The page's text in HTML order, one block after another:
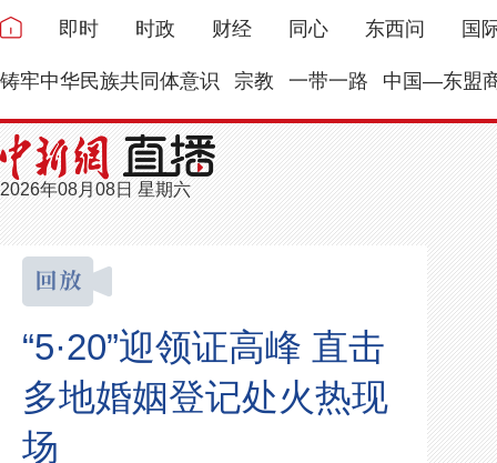
即时 时政 财经 同心 东西问 国
铸牢中华民族共同体意识 宗教 一带一路 中国—东盟
2026年08月08日 星期六
“5·20”迎领证高峰 直击
多地婚姻登记处火热现
场